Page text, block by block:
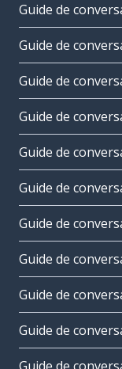
Guide de
Guide de
Guide de
Guide de
Guide de
Guide de
Guide de
Guide de
Guide de
Guide de